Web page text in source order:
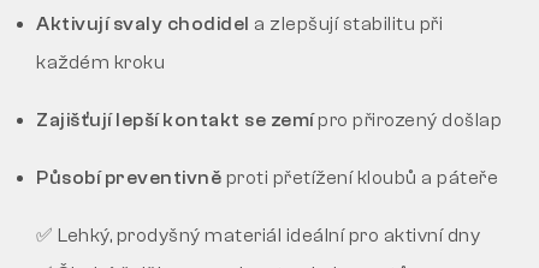
Aktivují svaly chodidel a zlepšují stabilitu při
každém kroku
Zajišťují lepší kontakt se zemípro přirozený došlap
Působí preventivně proti přetížení kloubů a páteře
✅ Lehký, prodyšný materiál ideální pro aktivní dny